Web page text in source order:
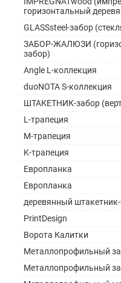
горизонтальный
GLASSsteel-забор
ЗАБОР-ЖАЛЮЗИ
забор)
Angle L-коллекция
duoNOTA S-коллекция
ШТАКЕТНИК-забор
L-трапеция
M-трапеция
K-трапеция
Европланка
Европланка
деревянный
PrintDesign
Ворота Калитки
Металлопрофильный
Металлопрофильный